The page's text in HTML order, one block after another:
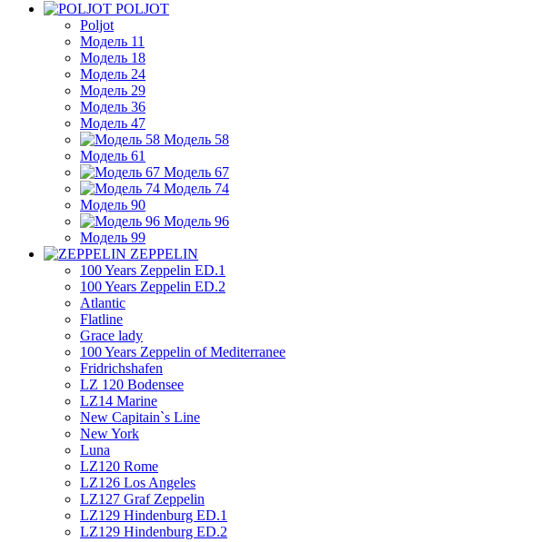
POLJOT
Poljot
Модель 11
Модель 18
Модель 24
Модель 29
Модель 36
Модель 47
Модель 58
Модель 61
Модель 67
Модель 74
Модель 90
Модель 96
Модель 99
ZEPPELIN
100 Years Zeppelin ED.1
100 Years Zeppelin ED.2
Atlantic
Flatline
Grace lady
100 Years Zeppelin of Mediterranee
Fridrichshafen
LZ 120 Bodensee
LZ14 Marine
New Capitain`s Line
New York
Luna
LZ120 Rome
LZ126 Los Angeles
LZ127 Graf Zeppelin
LZ129 Hindenburg ED.1
LZ129 Hindenburg ED.2